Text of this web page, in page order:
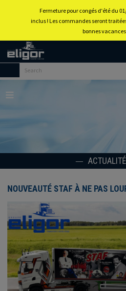
NOUVEAUTÉ STAF À NE PAS
Fermeture pour congés d'été du
inclus ! Les commandes seront
bonnes vacances